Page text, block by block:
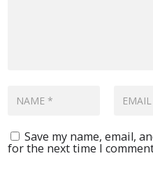
Save my name, email,
for the next time I